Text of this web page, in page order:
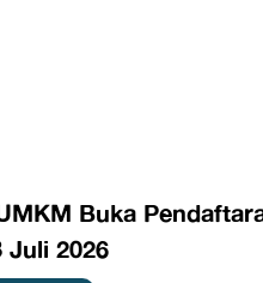
Buka
Juli 2026